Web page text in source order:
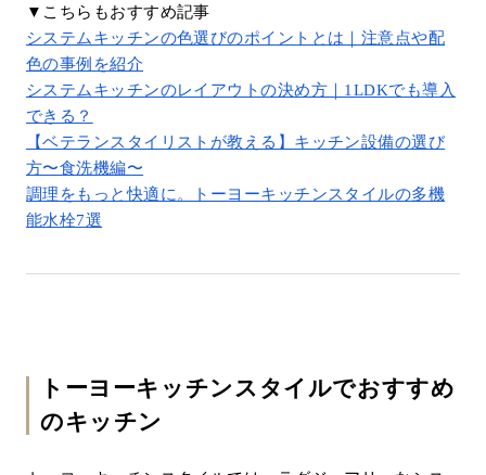
▼こちらもおすすめ記事
システムキッチンの色選びのポイントとは｜注意点や配
色の事例を紹介
システムキッチンのレイアウトの決め方｜1LDKでも導入
できる？
【ベテランスタイリストが教える】キッチン設備の選び
方〜食洗機編〜
調理をもっと快適に。トーヨーキッチンスタイルの多機
能水栓7選
トーヨーキッチンスタイルでおすすめ
のキッチン